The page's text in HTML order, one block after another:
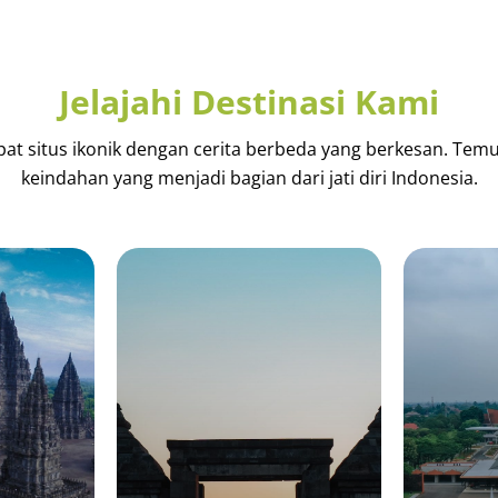
Jelajahi Destinasi Kami
situs ikonik dengan cerita berbeda yang berkesan.
keindahan yang menjadi bagian dari jati diri Indonesia.